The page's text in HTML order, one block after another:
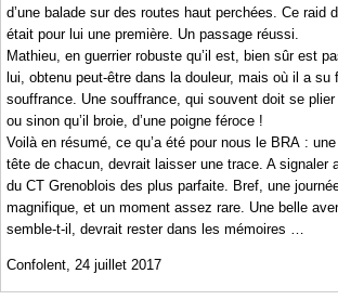
d’une balade sur des routes haut perchées. Ce raid
était pour lui une première. Un passage réussi.
Mathieu, en guerrier robuste qu’il est, bien sûr est
lui, obtenu peut-être dans la douleur, mais où il a su
souffrance. Une souffrance, qui souvent doit se
ou sinon qu’il broie, d’une poigne féroce !
Voilà en résumé, ce qu’a été pour nous le BRA :
tête de chacun, devrait laisser une trace. A signaler
du CT Grenoblois des plus parfaite. Bref, une
magnifique, et un moment assez rare. Une belle
semble-t-il, devrait rester dans les mémoires …
Confolent, 24 juillet 2017